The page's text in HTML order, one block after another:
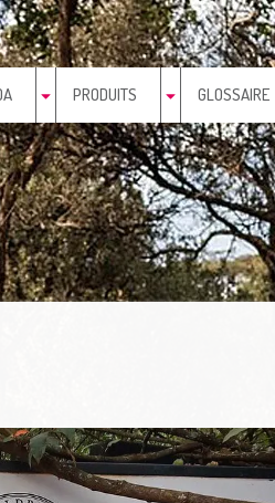
PRODUITS GLOSSAIRE